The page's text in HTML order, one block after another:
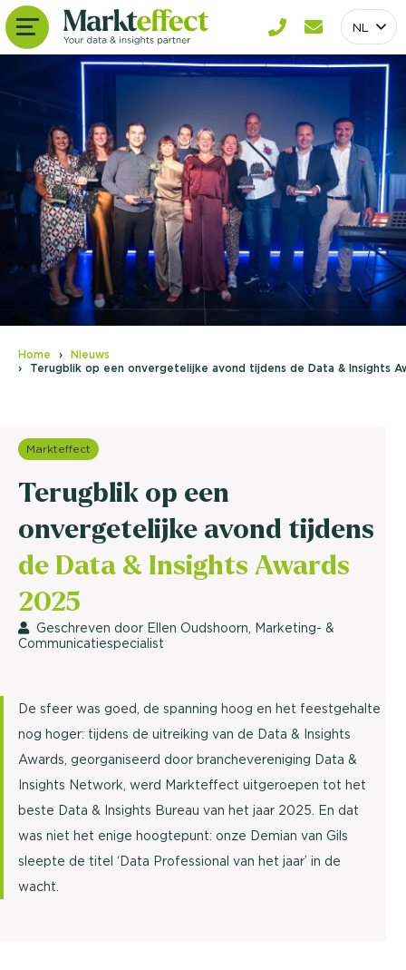
NL
Home
Nieuws
Terugblik op een onvergetelijke avond tijdens de Data & Insights
Markteffect
Terugblik op een
onvergetelijke avond tijdens
de Data & Insights Awards
2025
Geschreven door Ellen Oudshoorn, Marketing- &
Communicatiespecialist
De sfeer was goed, de spanning hoog en het feestgehalte
nog hoger: tijdens de uitreiking van de Data & Insights
Awards, georganiseerd door branchevereniging Data &
Insights Network, werd Markteffect uitgeroepen tot het
beste Data & Insights Bureau van het jaar 2025. En dat
was niet het enige hoogtepunt: onze Demian van Gils
sleepte de titel ‘Data Professional van het jaar’ in de
wacht.